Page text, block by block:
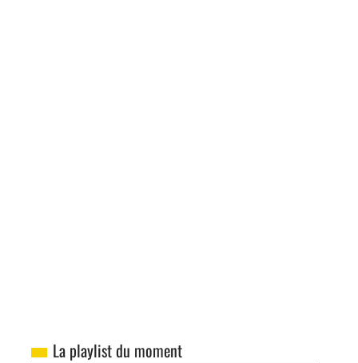
La playlist du moment